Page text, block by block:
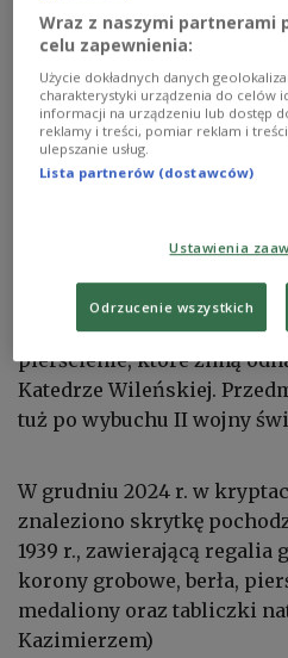
Fragment rysunku przedstawiającego
Stanisława Augusta Poniatowskiego
Regalia władców Polski i
dziedzictwo kulturowe
Na liście znalazły
oraz królowych Barbary
Habsburżanki.Są to m.in.
pierścienie, które zimą
Katedrze Wileńskiej.
tuż po wybuchu II wojny
W grudniu 2024 r. w
znaleziono skrytkę
1939 r., zawierającą regalia
korony grobowe, berła,
medaliony oraz tabliczki
Kazimierzem)
Wraz z naszymi partnerami
celu zapewnienia:
Użycie dokładnych danych
charakterystyki urządzenia do celów
informacji na urządzeniu lub dostęp
reklamy i treści, pomiar reklam i
ulepszanie usług.
Lista partnerów (dostawców)
Ustawienia
Odrzucenie wszystkich